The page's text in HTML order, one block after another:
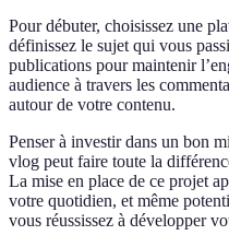
Pour débuter, choisissez une
définissez le sujet qui vous
publications pour maintenir
audience à travers les
autour de votre contenu.
Penser à investir dans un bon
vlog peut faire toute la
La mise en place de ce projet
votre quotidien, et même
vous réussissez à développer